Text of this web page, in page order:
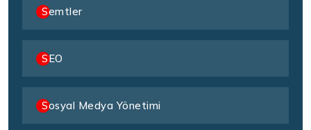
Semtler
SEO
Sosyal Medya Yönetimi